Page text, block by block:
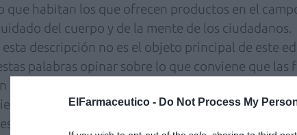
ElFarmaceutico - Do Not Process My
que habitan los que ofrecen productos en el
del cuerpo y de la mente de los ciudadanos.
descripción no es el objeto principal de este
palabras opinar sobre lo que conviene que las
sus escaparates; en cambio, sí lo es la constatación
la inquietud por encontrar un modelo que le
del mercado farmacéutico dejan claro que